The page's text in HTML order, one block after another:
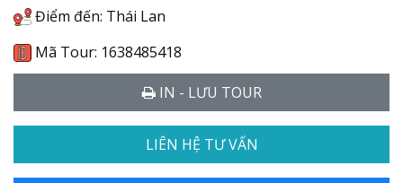
Điểm đến: Thái Lan
Mã Tour: 1638485418
IN - LƯU TOUR
LIÊN HỆ TƯ VẤN